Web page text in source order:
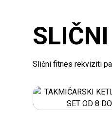
Slični fitnes rekviziti